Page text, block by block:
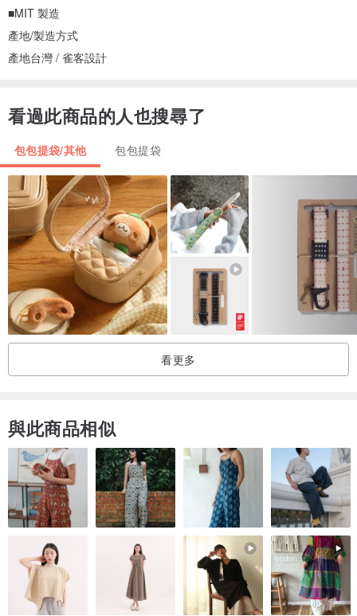
■MIT 製造
產地/製造方式
產地台灣 / 雀客設計
看過此商品的人也搜尋了
包包提袋/其他 包包提袋
看更多
與此商品相似